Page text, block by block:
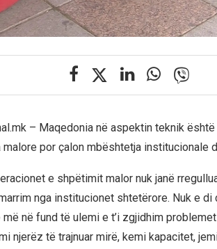
– Maqedonia në aspektin teknik
por çalon mbështetja institucionale
e shpëtimit malor nuk janë
nga institucionet shtetërore. Nuk e
në fund të ulemi e t’i zgjidhim problemet
njerëz të trajnuar mirë, kemi kapacitet,